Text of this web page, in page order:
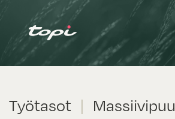
Työtasot | Massiivipuu